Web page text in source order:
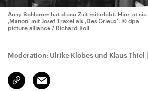
Anny Schlemm hat diese Zeit miterlebt. Hier ist sie
‚Manon‘ mit Josef Traxel als ‚Des Grieux‘. © dpa
picture alliance / Richard Koll
Moderation: Ulrike Klobes und Klaus Thiel |
Link
kopieren/teilen
Email